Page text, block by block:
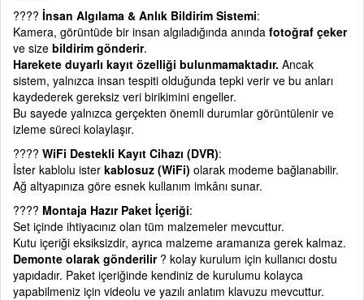
???? İnsan Algılama & Anlık Bildirim Sistemi:
Kamera, görüntüde bir insan algıladığında anında fotoğraf çeker
ve size bildirim gönderir.
Harekete duyarlı kayıt özelliği bulunmamaktadır. Ancak
sistem, yalnızca insan tespiti olduğunda tepki verir ve bu anları
kaydederek gereksiz veri birikimini engeller.
Bu sayede yalnızca gerçekten önemli durumlar görüntülenir ve
izleme süreci kolaylaşır.
???? WiFi Destekli Kayıt Cihazı (DVR):
İster kablolu ister kablosuz (WiFi) olarak modeme bağlanabilir.
Ağ altyapınıza göre esnek kullanım imkânı sunar.
???? Montaja Hazır Paket İçeriği:
Set içinde ihtiyacınız olan tüm malzemeler mevcuttur.
Kutu içeriği eksiksizdir, ayrıca malzeme aramanıza gerek kalmaz.
Demonte olarak gönderilir? kolay kurulum için kullanıcı dostu
yapıdadır. Paket içeriğinde kendiniz de kurulumu kolayca
yapabilmeniz için videolu ve yazılı anlatım klavuzu mevcuttur.